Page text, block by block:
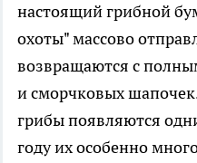
настоящий грибной
охоты" массово
возвращаются с
и сморчковых
грибы появляются
году их особенно